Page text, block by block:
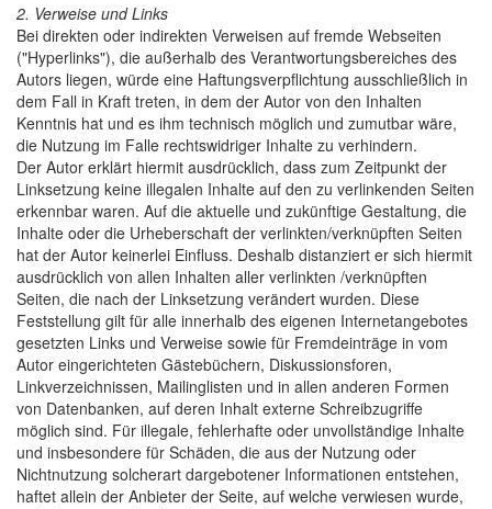
2. Verweise und Links
Bei direkten oder indirekten Verweisen auf fremde Webseiten
("Hyperlinks"), die außerhalb des Verantwortungsbereiches des
Autors liegen, würde eine Haftungsverpflichtung ausschließlich in
dem Fall in Kraft treten, in dem der Autor von den Inhalten
Kenntnis hat und es ihm technisch möglich und zumutbar wäre,
die Nutzung im Falle rechtswidriger Inhalte zu verhindern.
Der Autor erklärt hiermit ausdrücklich, dass zum Zeitpunkt der
Linksetzung keine illegalen Inhalte auf den zu verlinkenden Seiten
erkennbar waren. Auf die aktuelle und zukünftige Gestaltung, die
Inhalte oder die Urheberschaft der verlinkten/verknüpften Seiten
hat der Autor keinerlei Einfluss. Deshalb distanziert er sich hiermit
ausdrücklich von allen Inhalten aller verlinkten /verknüpften
Seiten, die nach der Linksetzung verändert wurden. Diese
Feststellung gilt für alle innerhalb des eigenen Internetangebotes
gesetzten Links und Verweise sowie für Fremdeinträge in vom
Autor eingerichteten Gästebüchern, Diskussionsforen,
Linkverzeichnissen, Mailinglisten und in allen anderen Formen
von Datenbanken, auf deren Inhalt externe Schreibzugriffe
möglich sind. Für illegale, fehlerhafte oder unvollständige Inhalte
und insbesondere für Schäden, die aus der Nutzung oder
Nichtnutzung solcherart dargebotener Informationen entstehen,
haftet allein der Anbieter der Seite, auf welche verwiesen wurde,